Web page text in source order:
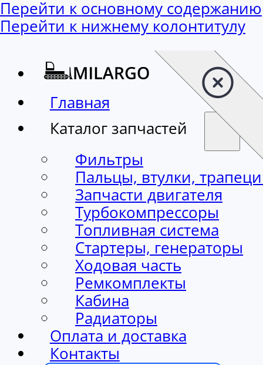
Перейти к основному содержанию
Перейти к нижнему колонтитулу
Главная
Каталог запчастей
Фильтры
Пальцы, втулки,
Запчасти двигателя
Турбокомпрессоры
Топливная система
Стартеры, генераторы
Ходовая часть
Ремкомплекты
Кабина
Радиаторы
Оплата и доставка
Контакты